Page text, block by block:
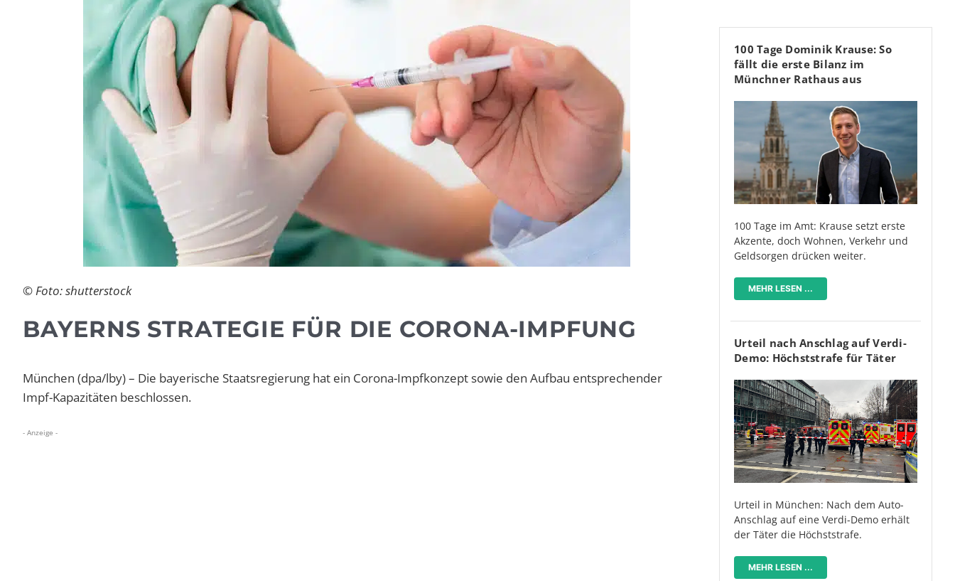
© Foto: shutterstock
BAYERNS STRATEGIE FÜR DIE CORONA-IMPFUNG
München (dpa/lby) – Die bayerische Staatsregierung hat ein Corona-Impfkonzept sowie den Aufbau entsprechender
Impf-Kapazitäten beschlossen.
- Anzeige -
100 Tage Dominik Krause: So
fällt die erste Bilanz im
Münchner Rathaus aus
100 Tage im Amt: Krause setzt erste
Akzente, doch Wohnen, Verkehr und
Geldsorgen drücken weiter.
MEHR LESEN ...
Urteil nach Anschlag auf Verdi-
Demo: Höchststrafe für Täter
Urteil in München: Nach dem Auto-
Anschlag auf eine Verdi-Demo erhält
der Täter die Höchststrafe.
MEHR LESEN ...